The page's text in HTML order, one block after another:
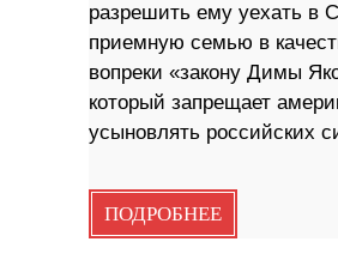
разрешить ему уехать в
приемную семью в
вопреки «закону Димы
который запрещает
усыновлять российских
ПОДРОБНЕЕ